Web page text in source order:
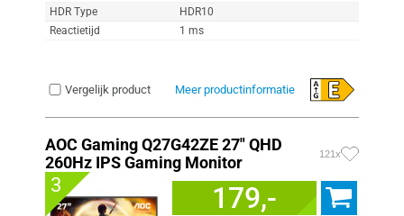
HDR Type
HDR10
Reactietijd
1 ms
Vergelijk product Meer productinformatie
AOC Gaming Q27G42ZE 27" QHD
260Hz IPS Gaming Monitor
121x
3 179,-